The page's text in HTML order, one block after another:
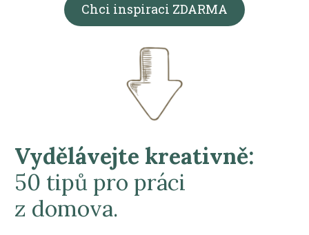
Chci inspiraci ZDARMA
Vydělávejte kreativně:
50 tipů pro práci
z domova.